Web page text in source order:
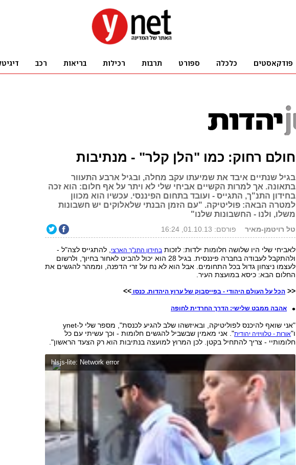
חולם רחוק: כמו "הלן קלר" - מנתיבות
בגיל שנתיים איבד את שמיעתו עקב מחלה, ובגיל ארבע התעוור
בתאונה. אך למרות הקשיים אביחי שלי לא ויתר על אף חלום: הוא זכה
בחידון התנ"ך, התגייס - ועובד בתחום הפיננסי. עכשיו הוא מכוון
למטרה הבאה: פוליטיקה. "עם הזמן הבנתי שלאלוקים יש חשבונות
משלו, ולנו - החשבונות שלנו"
טל רויטמן-מאיר פורסם: 01.10.13, 16:24
לאביחי שלי היו שלושה חלומות ילדוּת: לזכות בחידון התנ"ך הארצי, להתגייס לצה"ל -
ולהתקבל לעבודה בחברה פיננסית. בגיל 28 הוא יכול להביט לאחור בחיוך, ולרשום
לעצמו ניצחון גדול בכל התחומים. אבל הוא לא נח על זרי הדפנה, וממהר להגשים את
החלום הבא: כיסא במועצת העיר.
<< הכל על העולם היהודי - בפייסבוק של ערוץ היהדות. כנסו >>
אהבה ממבט שלישי: הדרך החרדית לחופה
"אני שואף להיכנס לפוליטיקה, ובאיזשהו שלב להגיע לכנסת", מספר שלי ל-ynet
ו"אורות - טלוויזיה יהודית". אני מאמין שבשביל להגשים חלומות - וכך עשיתי עם כל
חלומותיי - צריך להתחיל בקטן. לכן המרוץ למועצה בנתיבות הוא רק הצעד הראשון".
hlsjs-lite: Network error